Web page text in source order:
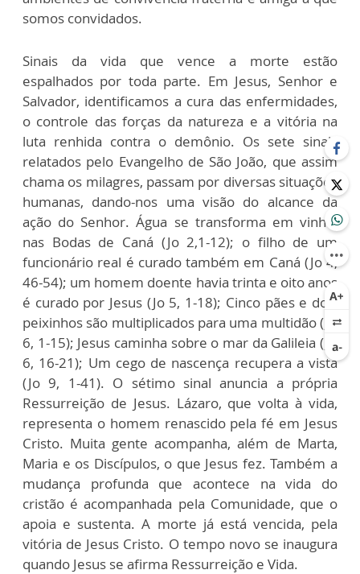
somos convidados.
Sinais da vida que vence a morte estão
espalhados por toda parte. Em Jesus, Senhor e
Salvador, identificamos a cura das enfermidades,
o controle das forças da natureza e a vitória na
luta renhida contra o demônio. Os sete sinais
relatados pelo Evangelho de São João, que assim
chama os milagres, passam por diversas situações
humanas, dando-nos uma visão do alcance da
ação do Senhor. Água se transforma em vinho,
nas Bodas de Caná (Jo 2,1-12); o filho de um
funcionário real é curado também em Caná (Jo 4,
46-54); um homem doente havia trinta e oito anos
é curado por Jesus (Jo 5, 1-18); Cinco pães e dois
peixinhos são multiplicados para uma multidão (Jo
6, 1-15); Jesus caminha sobre o mar da Galileia (Jo
6, 16-21); Um cego de nascença recupera a vista
(Jo 9, 1-41). O sétimo sinal anuncia a própria
Ressurreição de Jesus. Lázaro, que volta à vida,
representa o homem renascido pela fé em Jesus
Cristo. Muita gente acompanha, além de Marta,
Maria e os Discípulos, o que Jesus fez. Também a
mudança profunda que acontece na vida do
cristão é acompanhada pela Comunidade, que o
apoia e sustenta. A morte já está vencida, pela
vitória de Jesus Cristo. O tempo novo se inaugura
quando Jesus se afirma Ressurreição e Vida.